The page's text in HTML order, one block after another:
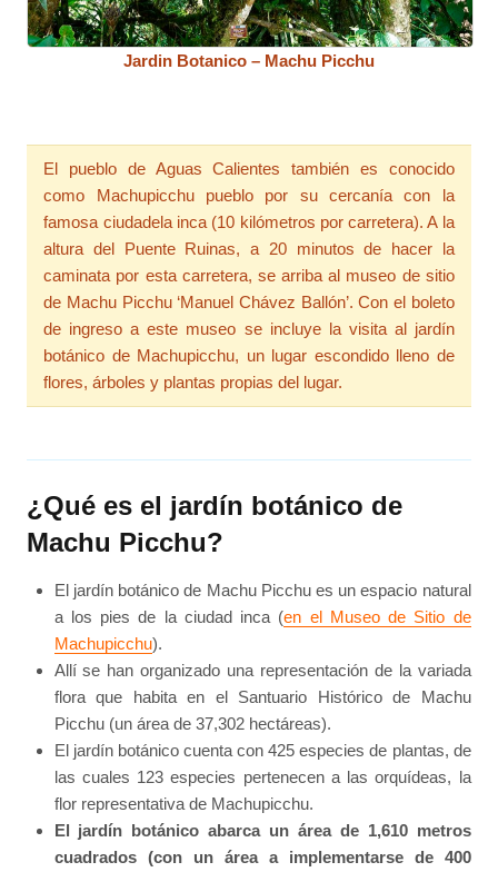
Jardin Botanico – Machu Picchu
El pueblo de Aguas Calientes también es conocido
como Machupicchu pueblo por su cercanía con la
famosa ciudadela inca (10 kilómetros por carretera). A la
altura del Puente Ruinas, a 20 minutos de hacer la
caminata por esta carretera, se arriba al museo de sitio
de Machu Picchu ‘Manuel Chávez Ballón’. Con el boleto
de ingreso a este museo se incluye la visita al jardín
botánico de Machupicchu, un lugar escondido lleno de
flores, árboles y plantas propias del lugar.
¿Qué es el jardín botánico de
Machu Picchu?
El jardín botánico de Machu Picchu es un espacio natural
a los pies de la ciudad inca (en el Museo de Sitio de
Machupicchu).
Allí se han organizado una representación de la variada
flora que habita en el Santuario Histórico de Machu
Picchu (un área de 37,302 hectáreas).
El jardín botánico cuenta con 425 especies de plantas, de
las cuales 123 especies pertenecen a las orquídeas, la
flor representativa de Machupicchu.
El jardín botánico abarca un área de 1,610 metros
cuadrados (con un área a implementarse de 400